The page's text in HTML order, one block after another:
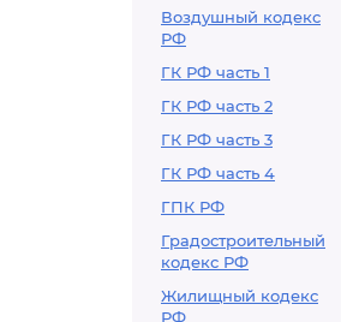
Воздушный кодекс
РФ
ГК РФ часть 1
ГК РФ часть 2
ГК РФ часть 3
ГК РФ часть 4
ГПК РФ
Градостроительный
кодекс РФ
Жилищный кодекс
РФ